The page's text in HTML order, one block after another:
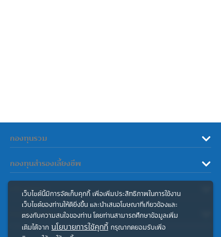
กองทุนรวม
กองทุนสำรองเลี้ยงชีพ
เกี่ยวกับเรา
ลิงค์ที่เกี่ยวข้อง
เว็บไซต์นี้มีการจัดเก็บคุกกี้ เพื่อเพิ่มประสิทธิภาพในการใช้งาน
เว็บไซต์ของท่านให้ดียิ่งขึ้น และนำเสนอโฆษณาที่เกี่ยวข้องและ
ตรงกับความสนใจของท่าน โดยท่านสามารถศึกษาข้อมูลเพิ่ม
เติมได้จาก นโยบายการใช้คุกกี้ กรุณากดยอมรับเพื่อ